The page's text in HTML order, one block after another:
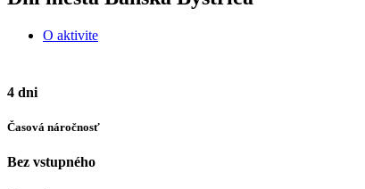
O aktivite
4 dni
Časová náročnosť
Bez vstupného